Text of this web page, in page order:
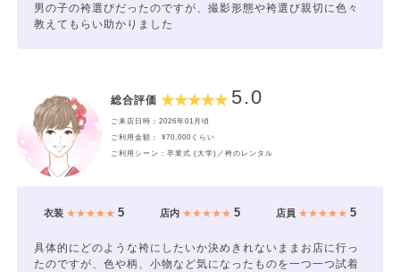
男の子の袴選びだったのですが、撮影形態や袴選び親切に色々
教えてもらい助かりました
総合評価 5.0
ご来店日時：2026年01月頃
ご利用金額： ¥70,000くらい
ご利用シーン：卒業式 (大学)／袴のレンタル
衣装★★★★★ 5 店内★★★★★ 5 店員 ★★★★★5
具体的にどのような袴にしたいか決めきれないままお店に行っ
たのですが、色や柄、小物など気になったものを一つ一つ試着